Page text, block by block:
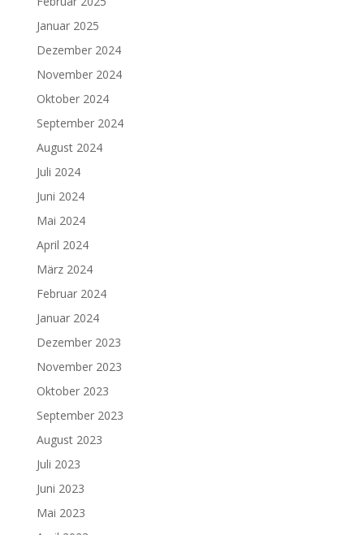
Januar 2025
Dezember 2024
November 2024
Oktober 2024
September 2024
August 2024
Juli 2024
Juni 2024
Mai 2024
April 2024
März 2024
Februar 2024
Januar 2024
Dezember 2023
November 2023
Oktober 2023
September 2023
August 2023
Juli 2023
Juni 2023
Mai 2023